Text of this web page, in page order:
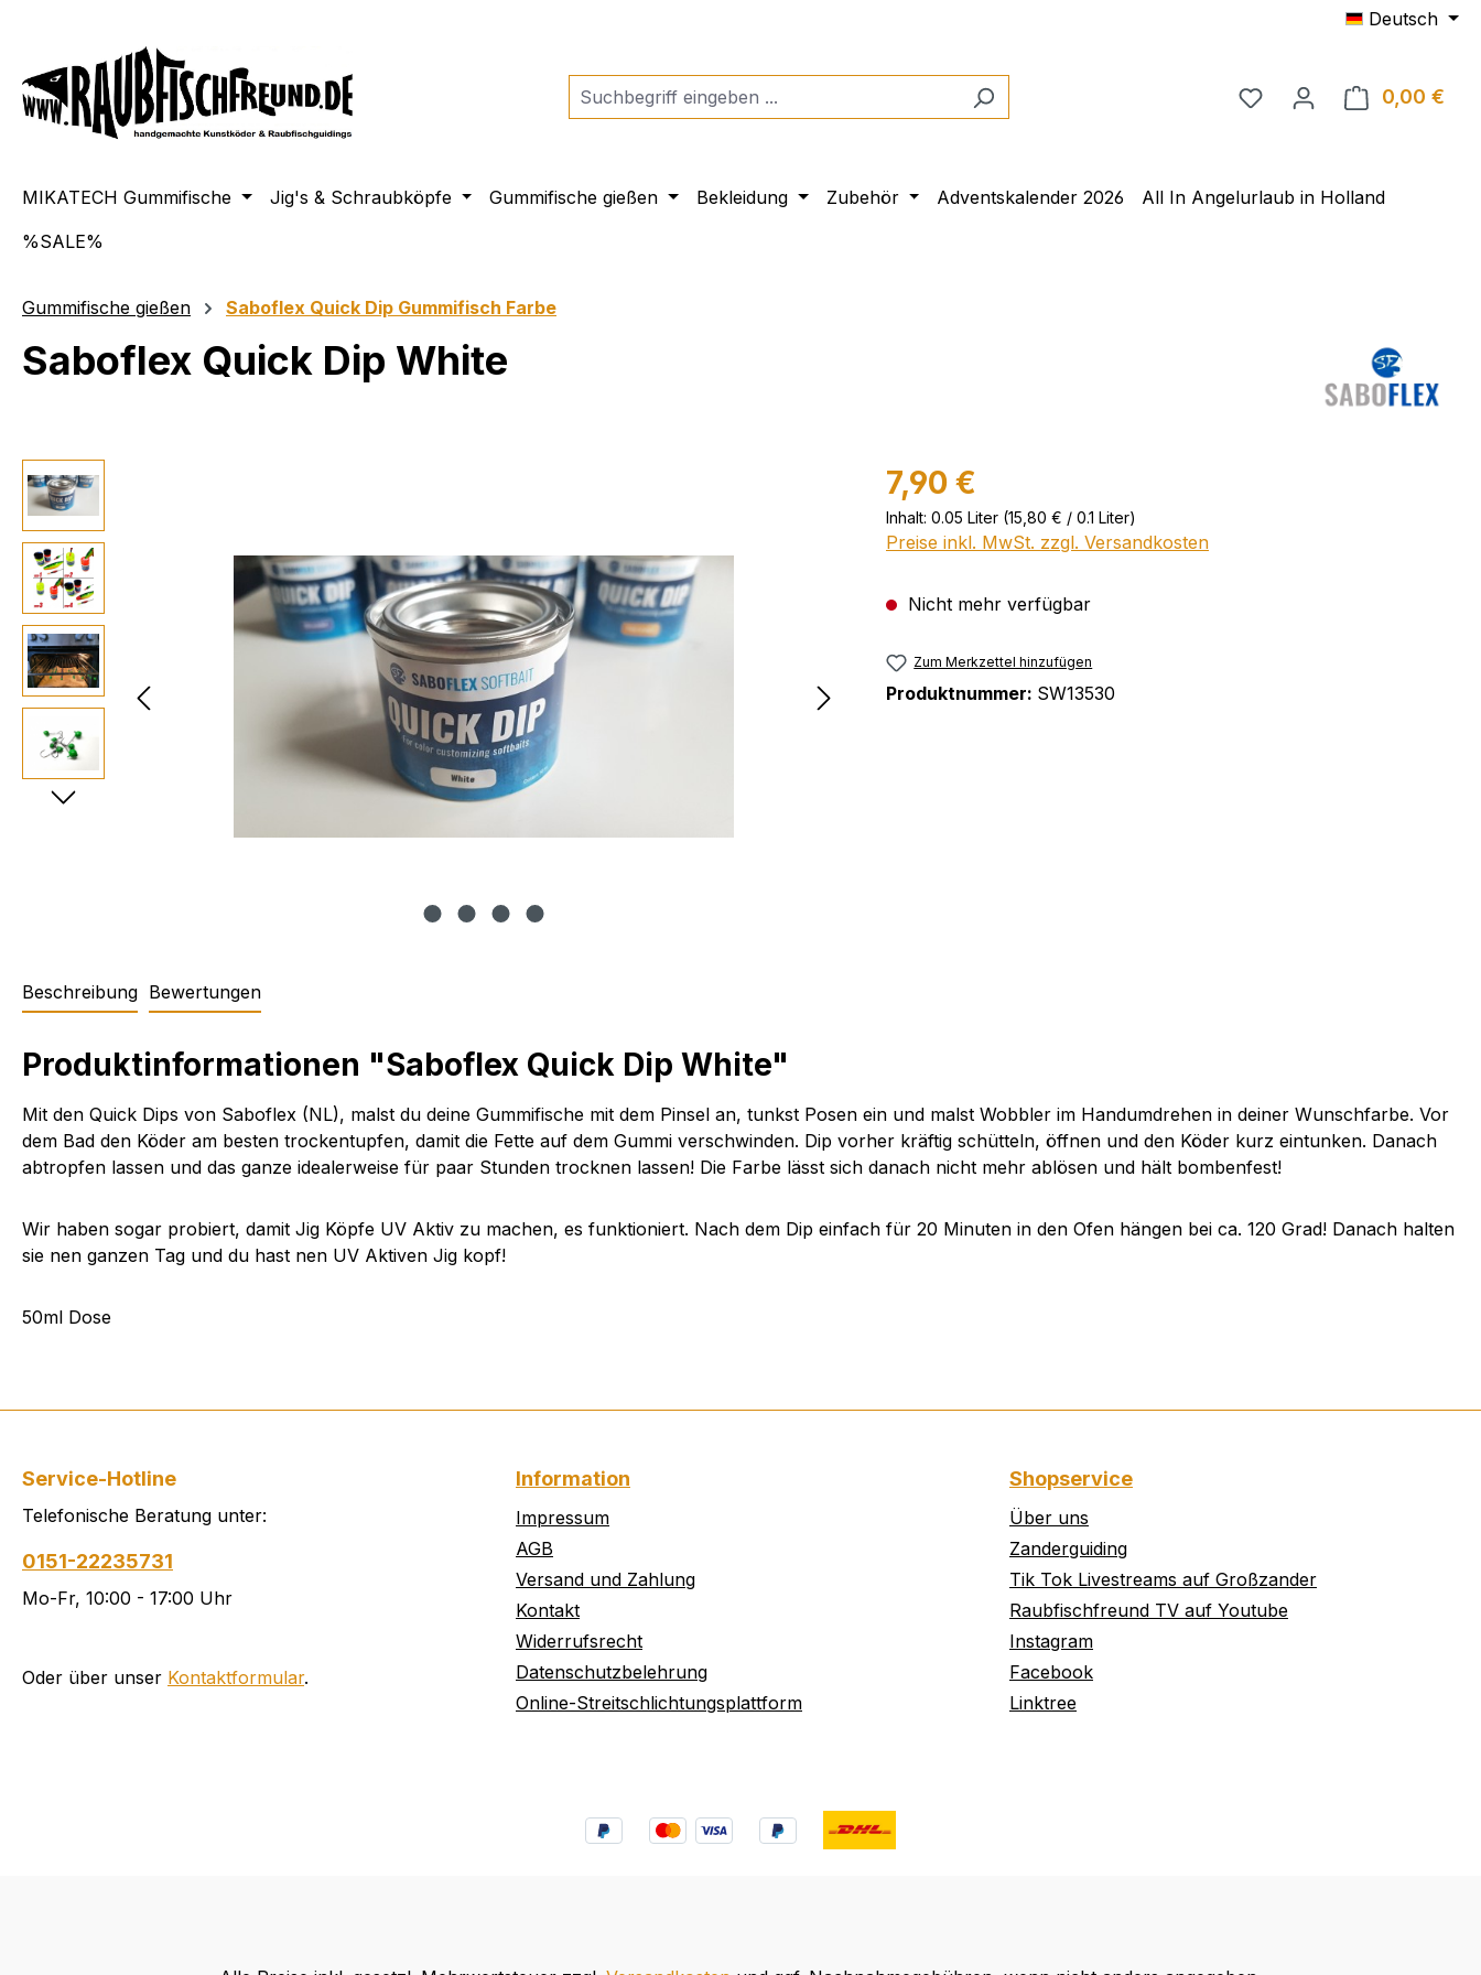
Deutsch
0,00 €
MIKATECH Gummifische Jig's & Schraubköpfe Gummifische gießen Bekleidung Zubehör Adventskalender 2026
All In Angelurlaub in Holland
%SALE%
Gummifische gießen Saboflex Quick Dip Gummifisch Farbe
Saboflex Quick Dip White
Bildergalerie überspringen 7,90 €
Inhalt: 0.05 Liter (15,80 € / 0.1 Liter)
Preise inkl. MwSt. zzgl. Versandkosten
Nicht mehr verfügbar
Zum Merkzettel hinzufügen
Produktnummer: SW13530
Beschreibung Bewertungen
Produktinformationen "Saboflex Quick Dip White"
Mit den Quick Dips von Saboflex (NL), malst du deine Gummifische mit dem Pinsel an, tunkst Posen ein und malst Wobbler im Handumdrehen in deiner Wunschfarbe. Vor
dem Bad den Köder am besten trockentupfen, damit die Fette auf dem Gummi verschwinden. Dip vorher kräftig schütteln, öffnen und den Köder kurz eintunken. Danach
abtropfen lassen und das ganze idealerweise für paar Stunden trocknen lassen! Die Farbe lässt sich danach nicht mehr ablösen und hält bombenfest!
Wir haben sogar probiert, damit Jig Köpfe UV Aktiv zu machen, es funktioniert. Nach dem Dip einfach für 20 Minuten in den Ofen hängen bei ca. 120 Grad! Danach halten
sie nen ganzen Tag und du hast nen UV Aktiven Jig kopf!
50ml Dose
Service-Hotline
Telefonische Beratung unter:
0151-22235731
Mo-Fr, 10:00 - 17:00 Uhr
Oder über unser Kontaktformular.
Information
Impressum
AGB
Versand und Zahlung
Kontakt
Widerrufsrecht
Datenschutzbelehrung
Online-Streitschlichtungsplattform
Shopservice
Über uns
Zanderguiding
Tik Tok Livestreams auf Großzander
Raubfischfreund TV auf Youtube
Instagram
Facebook
Linktree